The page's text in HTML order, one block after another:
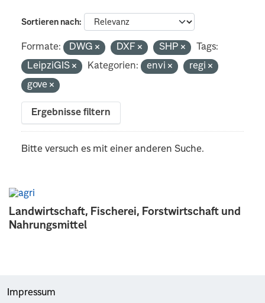
Landwirtschaft, Fischerei, Forstwirtschaft und
Nahrungsmittel
Sortieren nach
Formate: DWG DXF SHP
Tags:
LeipziGIS
Kategorien: envi
regi
gove
Ergebnisse filtern
Bitte versuch es mit einer anderen Suche.
Impressum